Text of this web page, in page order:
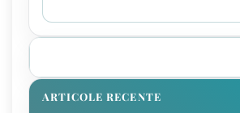
ARTICOLE RECENTE